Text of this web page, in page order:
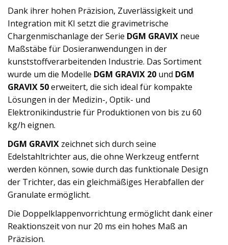
Dank ihrer hohen Präzision, Zuverlässigkeit und
Integration mit KI setzt die gravimetrische
Chargenmischanlage der Serie DGM GRAVIX neue
Maßstäbe für Dosieranwendungen in der
kunststoffverarbeitenden Industrie. Das Sortiment
wurde um die Modelle DGM GRAVIX 20 und DGM
GRAVIX 50erweitert, die sich ideal für kompakte
Lösungen in der Medizin-, Optik- und
Elektronikindustrie für Produktionen von bis zu 60
kg/h eignen.
DGM GRAVIX zeichnet sich durch seine
Edelstahltrichter aus, die ohne Werkzeug entfernt
werden können, sowie durch das funktionale Design
der Trichter, das ein gleichmäßiges Herabfallen der
Granulate ermöglicht.
Die Doppelklappenvorrichtung ermöglicht dank einer
Reaktionszeit von nur 20 ms ein hohes Maß an
Präzision.